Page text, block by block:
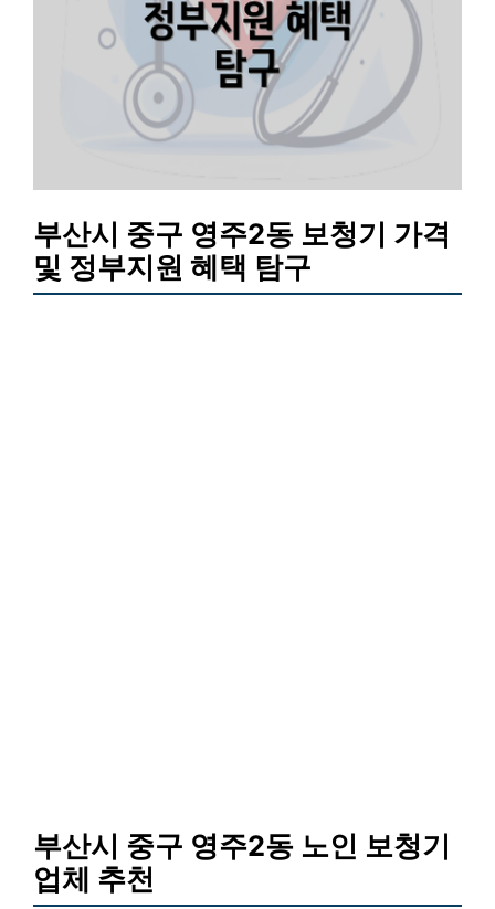
부산시 중구 영주2동 보청기 가격
및 정부지원 혜택 탐구
부산시 중구 영주2동 노인 보청기
업체 추천